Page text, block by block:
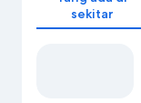
sekitar